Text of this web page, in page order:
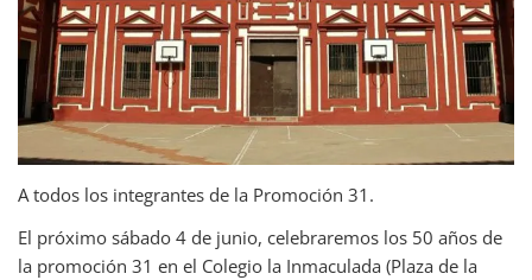
A todos los integrantes de la Promoción 31.
El próximo sábado 4 de junio, celebraremos los 50 años de
la promoción 31 en el Colegio la Inmaculada (Plaza de la